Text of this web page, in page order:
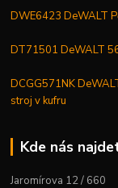
DWE6423 DeWALT
DT71501 DeWALT
DCGG571NK
stroj v kufru
Kde nás
Jaromírova 12 / 660